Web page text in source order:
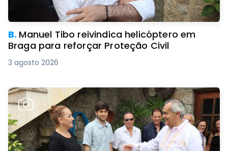
B. Manuel Tibo reivindica helicóptero em
Braga para reforçar Proteção Civil
3 agosto 2026